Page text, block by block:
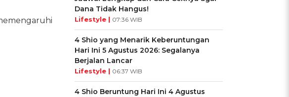
Dana Tidak Hangus!
Lifestyle | 07:36 WIB
4 Shio yang Menarik Keberuntungan
Hari Ini 5 Agustus 2026: Segalanya
Berjalan Lancar
Lifestyle | 06:37 WIB
4 Shio Beruntung Hari Ini 4 Agustus